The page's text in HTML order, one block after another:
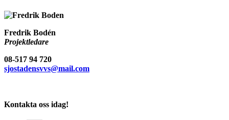
Fredrik Bodén
Projektledare
08-517 94 720
sjostadensvvs@mail.com
Kontakta oss idag!